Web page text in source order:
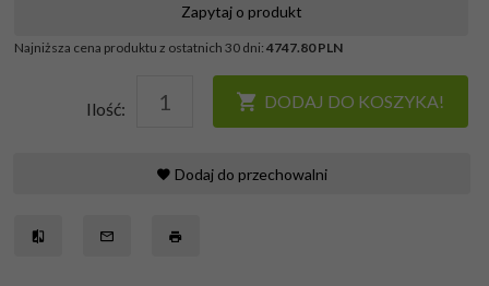
Zapytaj o produkt
Najniższa cena produktu z ostatnich 30 dni: 4747.80 PLN
Ilość: DODAJ DO KOSZYKA!
Dodaj do przechowalni